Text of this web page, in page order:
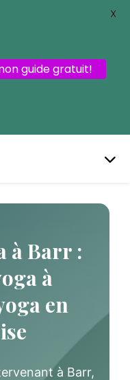
à Barr :
à
en
à Barr,
guide gratuit!
X